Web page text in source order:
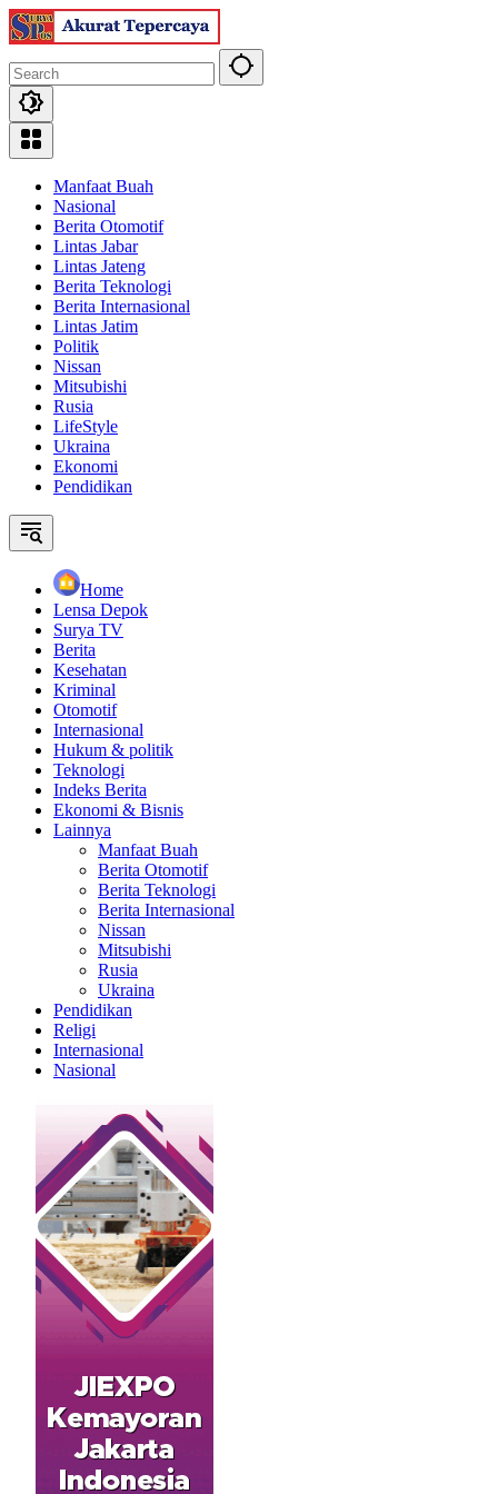
Skip
to
Manfaat Buah
Nasional
Berita Otomotif
Lintas Jabar
Lintas Jateng
Berita Teknologi
Berita Internasional
Lintas Jatim
Politik
Nissan
Mitsubishi
Rusia
LifeStyle
Ukraina
Ekonomi
Pendidikan
Home
Lensa Depok
Surya TV
Berita
Kesehatan
Kriminal
Otomotif
Internasional
Hukum & politik
Teknologi
Indeks Berita
Ekonomi & Bisnis
Lainnya
Manfaat Buah
Berita Otomotif
Berita Teknologi
Berita Internasional
Nissan
Mitsubishi
Rusia
Ukraina
Pendidikan
Religi
Internasional
Nasional